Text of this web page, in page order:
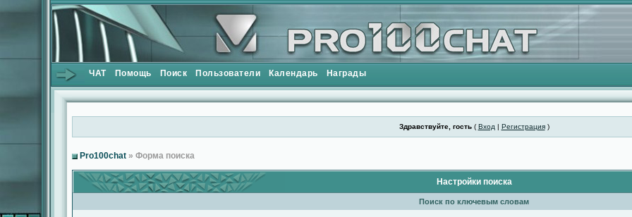
ЧАТ Помощь Поиск Пользователи Календарь Награды
Здравствуйте, гость( Вход | Регистрация)
Pro100chat » Форма поиска
Настройки поиска
Поиск по ключевым словам